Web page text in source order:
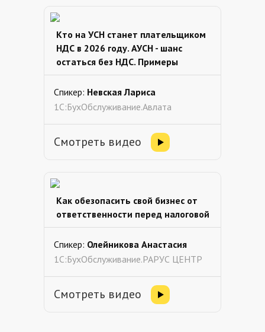
Кто на УСН станет плательщиком
НДС в 2026 году. АУСН - шанс
остаться без НДС. Примеры
Спикер: Невская Лариса
1С:БухОбслуживание.Авлата
Смотреть видео
Как обезопасить свой бизнес от
ответственности перед налоговой
Спикер: Олейникова Анастасия
1С:БухОбслуживание.РАРУС ЦЕНТР
Смотреть видео